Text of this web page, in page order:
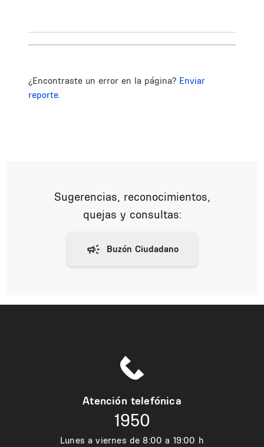
¿Encontraste un error en la página? Enviar
reporte.
Sugerencias, reconocimientos,
quejas y consultas:
Atención telefónica
1950
Lunes a viernes de 8:00 a 19:00 h